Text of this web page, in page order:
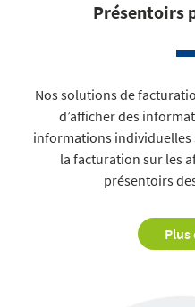
Présentoirs
Nos solutions de
d’afficher des
informations individuelles
la facturation sur les
présentoirs
Plus